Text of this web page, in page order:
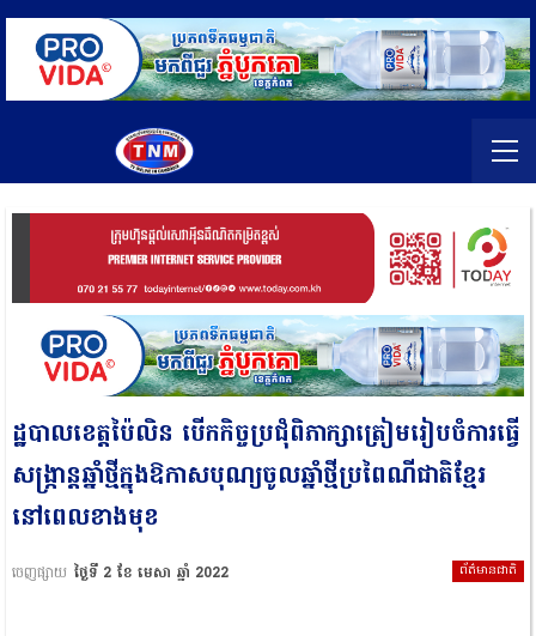
ដ្ឋបាលខេត្តប៉ៃលិន បើកកិច្ចប្រជុំពិភាក្សាត្រៀមរៀបចំការធ្វើ
សង្រ្កាន្តឆ្នាំថ្មីក្នុងឱកាសបុណ្យចូលឆ្នាំថ្មីប្រពៃណីជាតិខ្មែរ
នៅពេលខាងមុខ
ព័ត៌មានជាតិ
ចេញផ្សាយ ថ្ងៃទី 2 ខែ មេសា ឆ្នាំ 2022